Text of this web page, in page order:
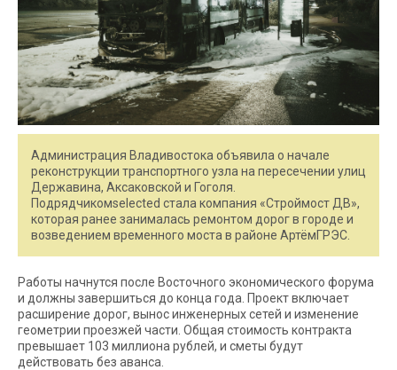
Администрация Владивостока объявила о начале
реконструкции транспортного узла на пересечении улиц
Державина, Аксаковской и Гоголя.
Подрядчикомselected стала компания «Строймост ДВ»,
которая ранее занималась ремонтом дорог в городе и
возведением временного моста в районе АртёмГРЭС.
Работы начнутся после Восточного экономического форума
и должны завершиться до конца года. Проект включает
расширение дорог, вынос инженерных сетей и изменение
геометрии проезжей части. Общая стоимость контракта
превышает 103 миллиона рублей, и сметы будут
действовать без аванса.